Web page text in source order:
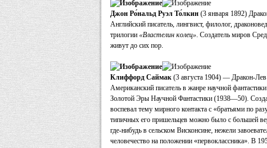
Джон Ро́нальд Руэл То́лкин (3 января 1892)
Английский писатель, лингвист, филолог,
трилогии «Властелин колец». Создатель миров
живут до сих пор.
Клиффорд Саймак (3 августа 1904) — Дракон-
Американский писатель в жанре научной
Золотой Эры Научной Фантастики (1938—50).
воспевал тему мирного контакта с «братьями по
типичных его пришельцев можно было с большей
где-нибудь в сельском Висконсине, нежели
человечество на положении «первоклассника». В